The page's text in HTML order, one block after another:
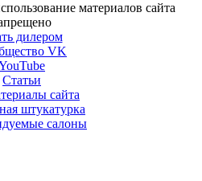
материалов сайта
дилером
VK
Статьи
сайта
штукатурка
салоны